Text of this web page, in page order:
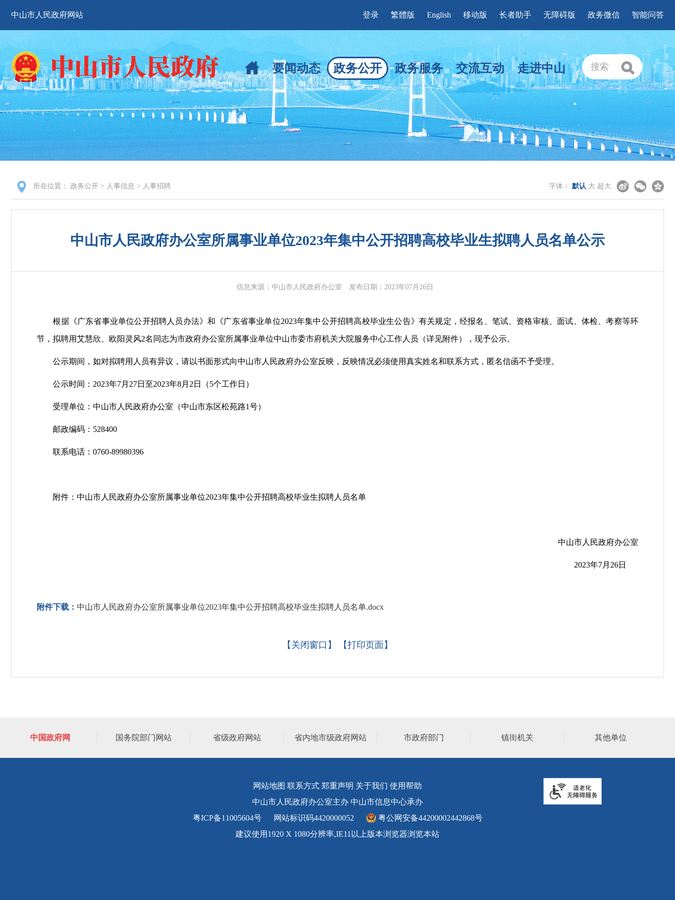
中山市人民政府网站 登录 繁體版 English 移动版 长者助手 无障碍版 政务微信 智能问答
要闻动态 政务公开 政务服务 交流互动 走进中山 搜索
所在位置： 政务公开 > 人事信息 > 人事招聘 字体： 默认 大 超大
中山市人民政府办公室所属事业单位2023年集中公开招聘高校毕业生拟聘人员名单公示
信息来源：​中山市人民政府办公室 发布日期：2023年07月26日
根据《广东省事业单位公开招聘人员办法》和《广东省事业单位2023年集中公开招聘高校毕业生公告》有关规定，经报名、笔试、资格审核、面试、体检、考察等环
节，拟聘用艾慧欣、欧阳灵风2名同志为市政府办公室所属事业单位中山市委市府机关大院服务中心工作人员（详见附件），现予公示。
公示期间，如对拟聘用人员有异议，请以书面形式向中山市人民政府办公室反映，反映情况必须使用真实姓名和联系方式，匿名信函不予受理。
公示时间：2023年7月27日至2023年8月2日（5个工作日）
受理单位：中山市人民政府办公室（中山市东区松苑路1号）
邮政编码：528400
联系电话：0760-89980396
附件：中山市人民政府办公室所属事业单位2023年集中公开招聘高校毕业生拟聘人员名单
中山市人民政府办公室
2023年7月26日
附件下载： 中山市人民政府办公室所属事业单位2023年集中公开招聘高校毕业生拟聘人员名单.docx
【关闭窗口】 【打印页面】
中国政府网 国务院部门网站 省级政府网站 省内地市级政府网站 市政府部门 镇街机关 其他单位
网站地图 联系方式 郑重声明 关于我们 使用帮助
中山市人民政府办公室主办 中山市信息中心承办
粤ICP备11005604号
网站标识码4420000052
粤公网安备44200002442868号
建议使用1920 X 1080分辨率,IE11以上版本浏览器浏览本站